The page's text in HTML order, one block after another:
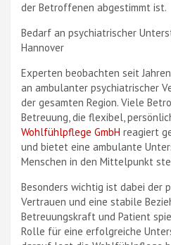
der Betroffenen abgestimmt ist.
Bedarf an psychiatrischer
Hannover
Experten beobachten seit
an ambulanter psychiatrischer
der gesamten Region. Viele
Betreuung, die flexibel,
Wohlfühlpflege GmbH reagiert
und bietet eine ambulante
Menschen in den Mittelpunkt
Besonders wichtig ist dabei der
Vertrauen und eine stabile
Betreuungskraft und Patient
Rolle für eine erfolgreiche